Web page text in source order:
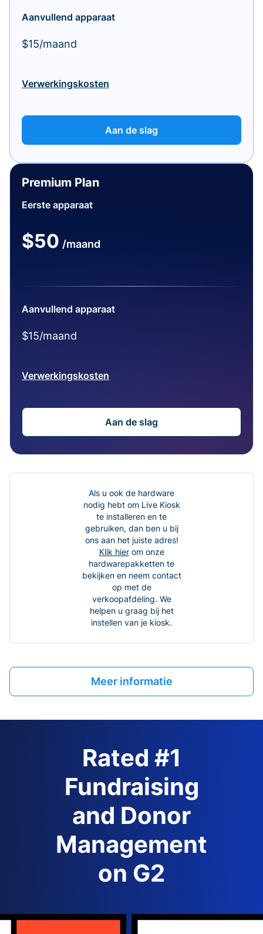
Aanvullend apparaat
$15/maand
Verwerkingskosten
Aan de slag
Premium Plan
Eerste apparaat
$50 /maand
Aanvullend apparaat
$15/maand
Verwerkingskosten
Aan de slag
Als u ook de hardware
nodig hebt om Live Kiosk
te installeren en te
gebruiken, dan ben u bij
ons aan het juiste adres!
Klik hierom onze
hardwarepakketten te
bekijken en neem contact
op met de
verkoopafdeling. We
helpen u graag bij het
instellen van je kiosk.
Meer informatie
Rated #1
Fundraising
and Donor
Management
on G2